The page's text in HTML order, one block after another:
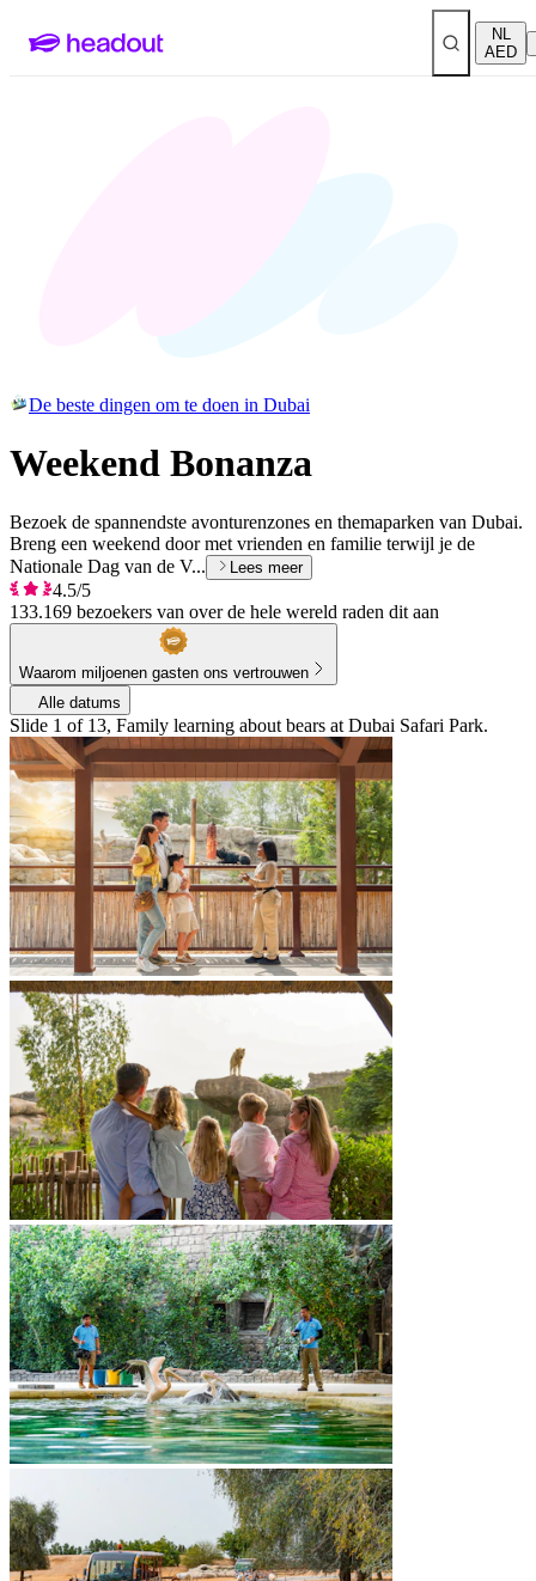
NL
AED
De beste dingen om te doen in Dubai
Weekend Bonanza
Bezoek de spannendste avonturenzones en themaparken van Dubai.
Breng een weekend door met vrienden en familie terwijl je de
Nationale Dag van de V...
Lees meer
4.5/5
133.169 bezoekers van over de hele wereld raden dit aan
Waarom miljoenen gasten ons vertrouwen
Alle datums
Slide 1 of 13, Family learning about bears at Dubai Safari Park.